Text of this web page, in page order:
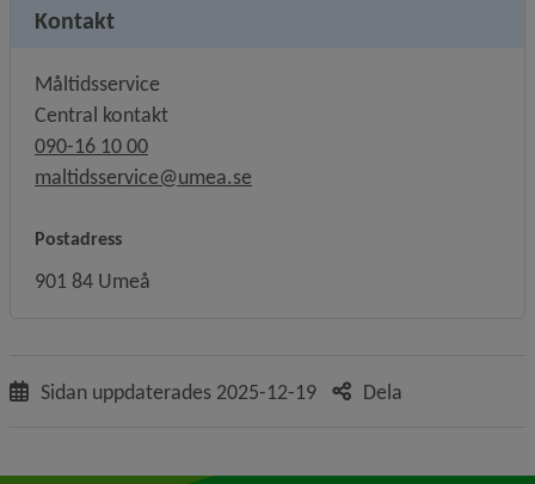
Kontakt
Måltidsservice
Central kontakt
090-16 10 00
maltidsservice@umea.se
Postadress
901 84 Umeå
Sidan uppdaterades 2025-12-19 Dela